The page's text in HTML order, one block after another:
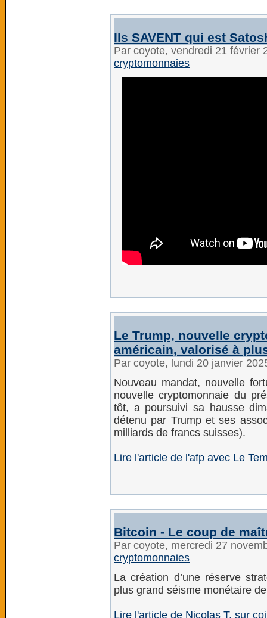
Ils SAVENT qui est
Par coyote, vendredi 21 février
cryptomonnaies
Le Trump, nouvelle
américain, valorisé à
Par coyote, lundi 20 janvier
Nouveau mandat, nouvelle
nouvelle cryptomonnaie du
tôt, a poursuivi sa hausse
détenu par Trump et ses
milliards de francs suisses).
Lire l'article de l'afp avec Le
Bitcoin - Le coup de
Par coyote, mercredi 27
cryptomonnaies
La création d’une réserve
plus grand séisme monétaire
Lire l'article de Nicolas T. sur